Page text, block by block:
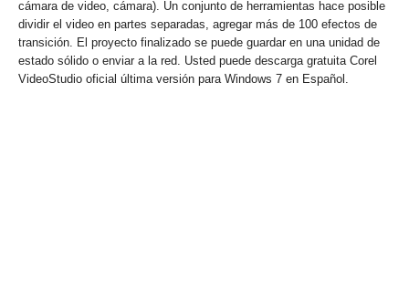
cámara de video, cámara). Un conjunto de herramientas hace posible
dividir el video en partes separadas, agregar más de 100 efectos de
transición. El proyecto finalizado se puede guardar en una unidad de
estado sólido o enviar a la red. Usted puede descarga gratuita Corel
VideoStudio oficial última versión para Windows 7 en Español.